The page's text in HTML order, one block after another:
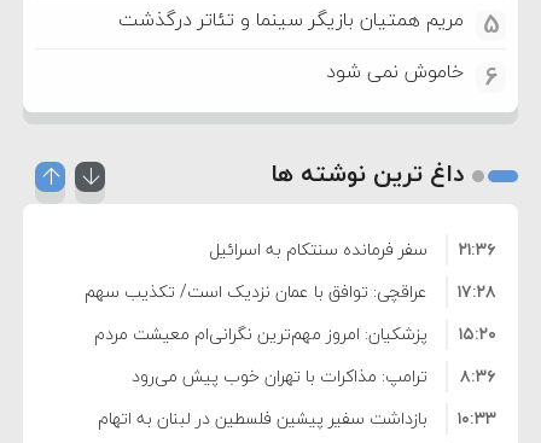
5 مریم همتیان بازیگر سینما و تئاتر درگذشت
6 خاموش نمی شود
داغ ترین نوشته ها
سفر فرمانده سنتکام به اسرائیل
۲۱:۳۶
عراقچی: توافق با عمان نزدیک است/ تکذیب سهم
۱۱ درصدی ایران از خزر
۱۷:۲۸
پزشکیان: امروز مهم‌ترین نگرانی‌ام معیشت مردم
است
۱۵:۲۰
ترامپ: مذاکرات با تهران خوب پیش می‌رود
۸:۳۶
بازداشت سفیر پیشین فلسطین در لبنان به اتهام
۱۰:۳۳